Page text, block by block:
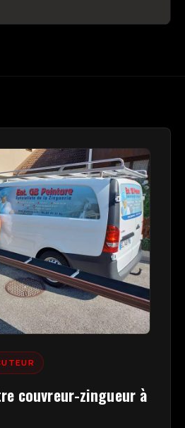
couvreur-zingueur à